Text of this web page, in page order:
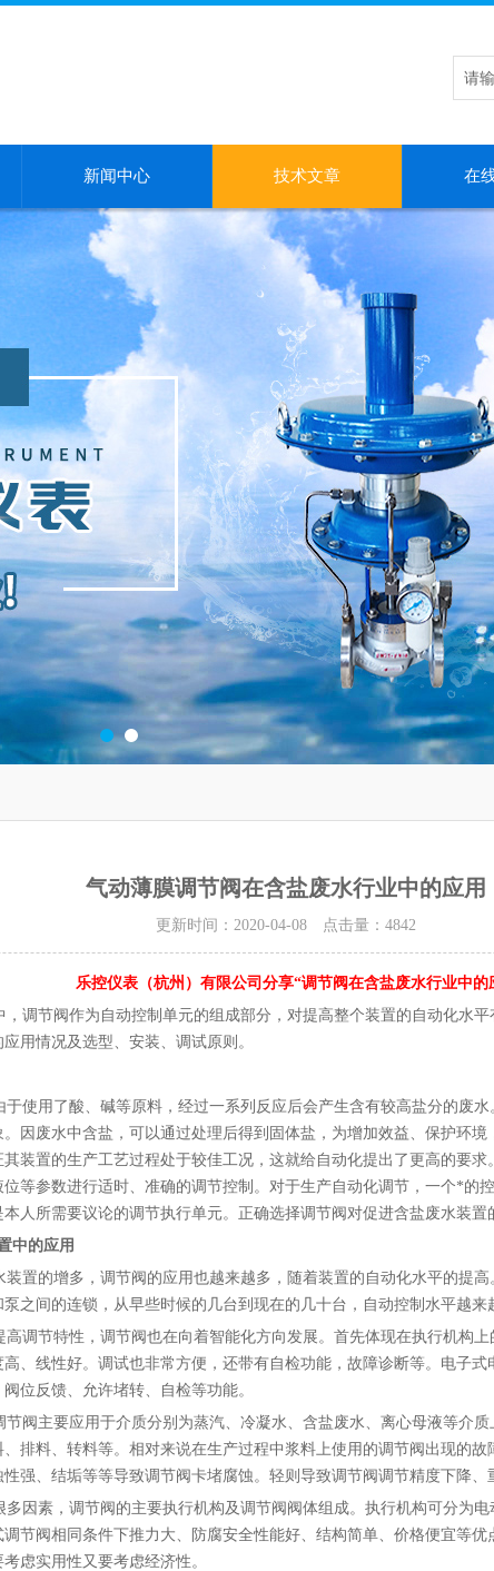
新闻中心 技术文章 在
气动薄膜调节阀在含盐废水行业中的应用
更新时间：2020-04-08 点击量： 4842
乐控仪表（杭州）有限公司分享“调节阀在含盐废水行业中的
调节阀作为自动控制单元的组成部分，对提高整个装置的自动化水
用情况及选型、安装、调试原则。
使用了酸、碱等原料，经过一系列反应后会产生含有较高盐分的废
因废水中含盐，可以通过处理后得到固体盐，为增加效益、保护环
装置的生产工艺过程处于较佳工况，这就给自动化提出了更高的要
等参数进行适时、准确的调节控制。对于生产自动化调节，一个*的
人所需要议论的调节执行单元。正确选择调节阀对促进含盐废水装置
中的应用
置的增多，调节阀的应用也越来越多，随着装置的自动化水平的提
之间的连锁，从早些时候的几台到现在的几十台，自动控制水平越来
调节特性，调节阀也在向着智能化方向发展。首先体现在执行机构
、线性好。调试也非常方便，还带有自检功能，故障诊断等。电子
位反馈、允许堵转、自检等功能。
阀主要应用于介质分别为蒸汽、冷凝水、含盐废水、离心母液等介
排料、转料等。相对来说在生产过程中浆料上使用的调节阀出现的
强、结垢等等导致调节阀卡堵腐蚀。轻则导致调节阀调节精度下降、
因素，调节阀的主要执行机构及调节阀阀体组成。执行机构可分为
节阀相同条件下推力大、防腐安全性能好、结构简单、价格便宜等
虑实用性又要考虑经济性。